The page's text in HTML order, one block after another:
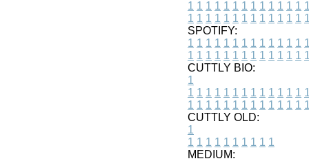
1 1 1 1 1 1 1 1 1 1 1 1 1 1
1 1 1 1 1 1 1 1 1 1 1 1 1 1
SPOTIFY:
1 1 1 1 1 1 1 1 1 1 1 1 1 1
1 1 1 1 1 1 1 1 1 1 1 1 1 1
CUTTLY BIO:
1
1 1 1 1 1 1 1 1 1 1 1 1 1 1
1 1 1 1 1 1 1 1 1 1 1 1 1 1
CUTTLY OLD:
1
1 1 1 1 1 1 1 1 1 1
MEDIUM: